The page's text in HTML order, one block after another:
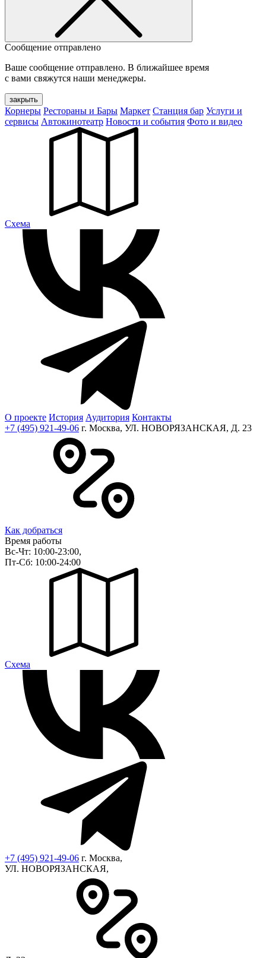
Сообщение отправлено
Ваше сообщение отправлено. В ближайшее время
с вами свяжутся наши менеджеры.
закрыть
Корнеры Рестораны и Бары Маркет Станция бар Услуги и
сервисы Автокинотеатр Новости и события Фото и видео
Cхема
О проекте История Аудитория Контакты
+7 (495) 921-49-06 г. Москва, УЛ. НОВОРЯЗАНСКАЯ, Д. 23
Как добраться
Время работы
Вс-Чт: 10:00-23:00,
Пт-Сб: 10:00-24:00
Cхема
+7 (495) 921-49-06 г. Москва,
УЛ. НОВОРЯЗАНСКАЯ,